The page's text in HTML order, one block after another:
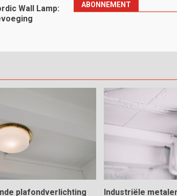
Wall Lamp:
ABONNEMENT
plafondverlichting Industriële